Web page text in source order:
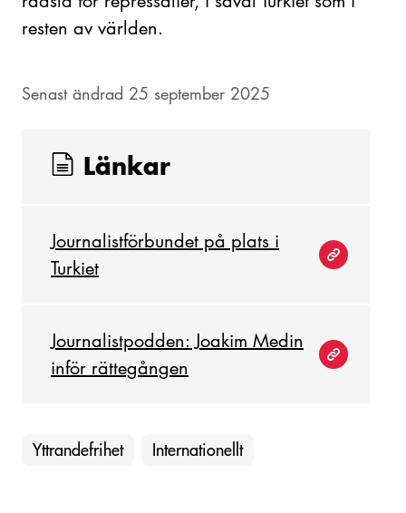
resten av världen.
Senast ändrad 25 september 2025
Länkar
Journalistförbundet på plats i
Turkiet
Journalistpodden: Joakim Medin
inför rättegången
Yttrandefrihet Internationellt